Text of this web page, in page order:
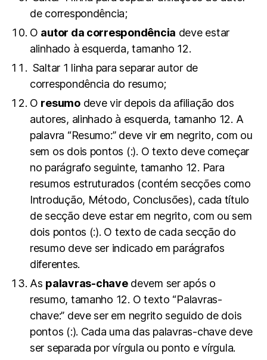
de correspondência;
O autor da correspondência deve estar
alinhado à esquerda, tamanho 12.
Saltar 1 linha para separar autor de
correspondência do resumo;
O resumodeve vir depois da afiliação dos
autores, alinhado à esquerda, tamanho 12. A
palavra “Resumo:” deve vir em negrito, com ou
sem os dois pontos (:). O texto deve começar
no parágrafo seguinte, tamanho 12. Para
resumos estruturados (contém secções como
Introdução, Método, Conclusões), cada título
de secção deve estar em negrito, com ou sem
dois pontos (:). O texto de cada secção do
resumo deve ser indicado em parágrafos
diferentes.
As palavras-chavedevem ser após o
resumo, tamanho 12. O texto “Palavras-
chave:” deve ser em negrito seguido de dois
pontos (:). Cada uma das palavras-chave deve
ser separada por vírgula ou ponto e vírgula.